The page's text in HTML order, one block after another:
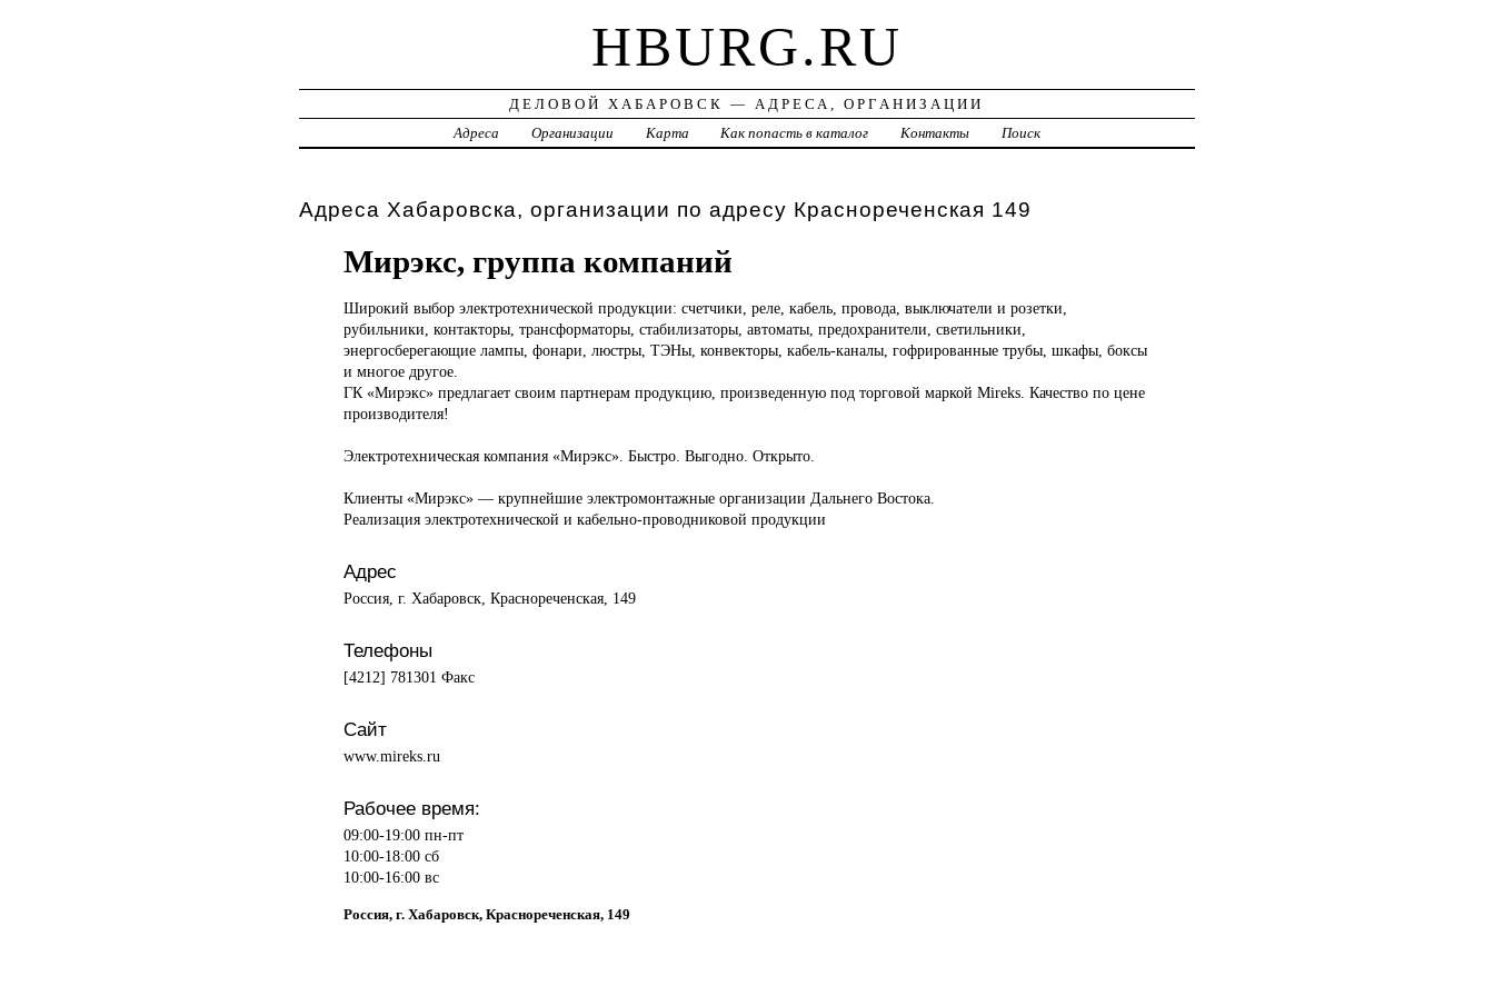
HBURG.RU
ДЕЛОВОЙ ХАБАРОВСК — АДРЕСА, ОРГАНИЗАЦИИ
Адреса
Организации Карта Как попасть в каталог Контакты Поиск
Адреса Хабаровска, организации по адресу Краснореченская 149
Мирэкс, группа компаний
Широкий выбор электротехнической продукции: счетчики, реле, кабель, провода, выключатели и розетки,
рубильники, контакторы, трансформаторы, стабилизаторы, автоматы, предохранители, светильники,
энергосберегающие лампы, фонари, люстры, ТЭНы, конвекторы, кабель-каналы, гофрированные трубы, шкафы, боксы
и многое другое.
ГК «Мирэкс» предлагает своим партнерам продукцию, произведенную под торговой маркой Mireks. Качество по цене
производителя!
Электротехническая компания «Мирэкс». Быстро. Выгодно. Открыто.
Клиенты «Мирэкс» — крупнейшие электромонтажные организации Дальнего Востока.
Реализация электротехнической и кабельно-проводниковой продукции
Адрес
Россия, г. Хабаровск, Краснореченская, 149
Телефоны
[4212] 781301 Факс
Сайт
www.mireks.ru
Рабочее время:
09:00-19:00 пн-пт
10:00-18:00 сб
10:00-16:00 вс
Россия, г. Хабаровск, Краснореченская, 149